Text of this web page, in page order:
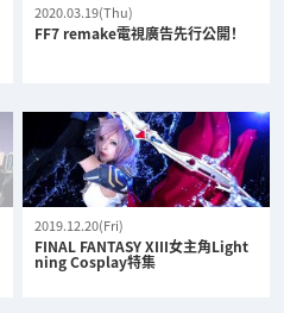
2020.03.19(Thu)
FF7 remake電視廣告先行公開！
2019.12.20(Fri)
FINAL FANTASY XIII女主角Light
ning Cosplay特集